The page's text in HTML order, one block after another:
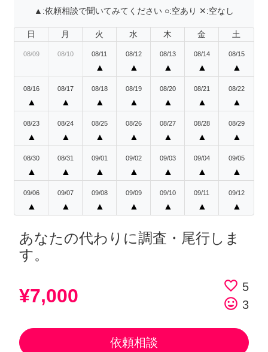
▲:依頼相談で聞いてみてください ○:空あり ✕:空なし
日 月 火 水 木 金 土
08/09 08/10 08/11
▲
08/12
▲
08/13
▲
08/14
▲
08/15
▲
08/16
▲
08/17
▲
08/18
▲
08/19
▲
08/20
▲
08/21
▲
08/22
▲
08/23
▲
08/24
▲
08/25
▲
08/26
▲
08/27
▲
08/28
▲
08/29
▲
08/30
▲
08/31
▲
09/01
▲
09/02
▲
09/03
▲
09/04
▲
09/05
▲
09/06
▲
09/07
▲
09/08
▲
09/09
▲
09/10
▲
09/11
▲
09/12
▲
あなたの代わりに調査・尾行しま
す。
¥7,000 favorite_border 5
tag_faces 3
依頼相談